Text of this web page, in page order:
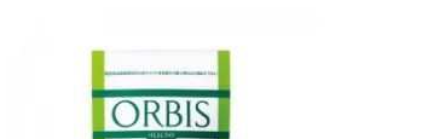
＆ライム風味です。*1 : 社団法人全国清涼飲料工
業会の取り決めに基づきレモン果実1個（120g）
当り20mgとして可食部換算した場合。